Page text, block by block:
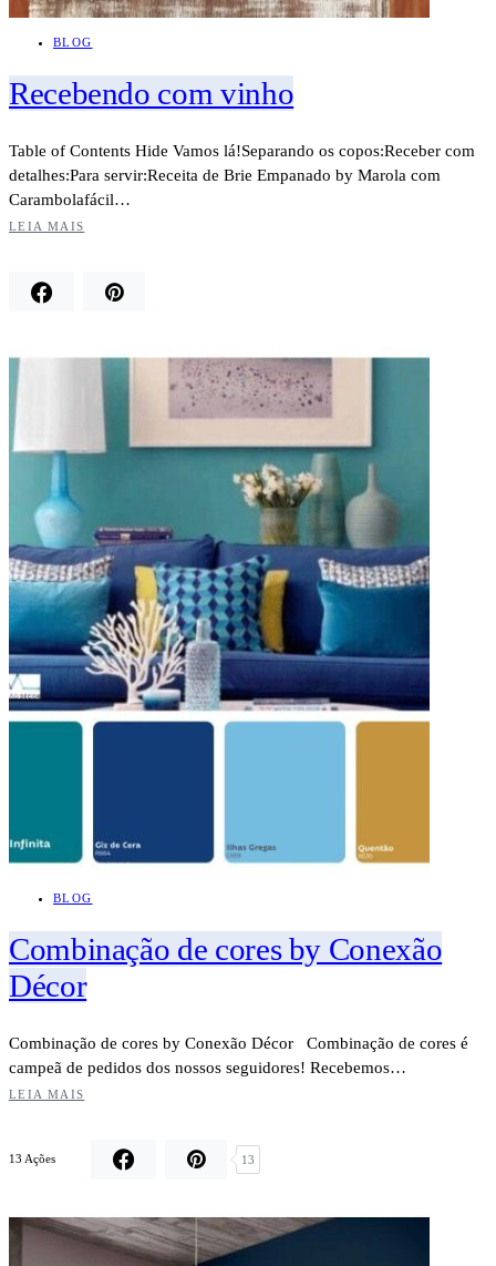
BLOG
Recebendo com vinho
Table of Contents Hide Vamos lá!Separando os copos:Receber com
detalhes:Para servir:Receita de Brie Empanado by Marola com
Carambolafácil…
LEIA MAIS
BLOG
Combinação de cores by Conexão
Décor
Combinação de cores by Conexão Décor Combinação de cores é
campeã de pedidos dos nossos seguidores! Recebemos…
LEIA MAIS
13 Ações 13